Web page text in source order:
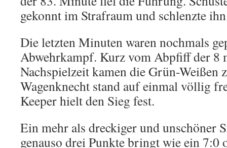
gekonnt im Strafraum und schlenzte
Die letzten Minuten waren nochmals
Abwehrkampf. Kurz vom Abpfiff der 8
Nachspielzeit kamen die Grün-Weißen
Wagenknecht stand auf einmal völlig
Keeper hielt den Sieg fest.
Ein mehr als dreckiger und unschöner
genauso drei Punkte bringt wie ein 7:0